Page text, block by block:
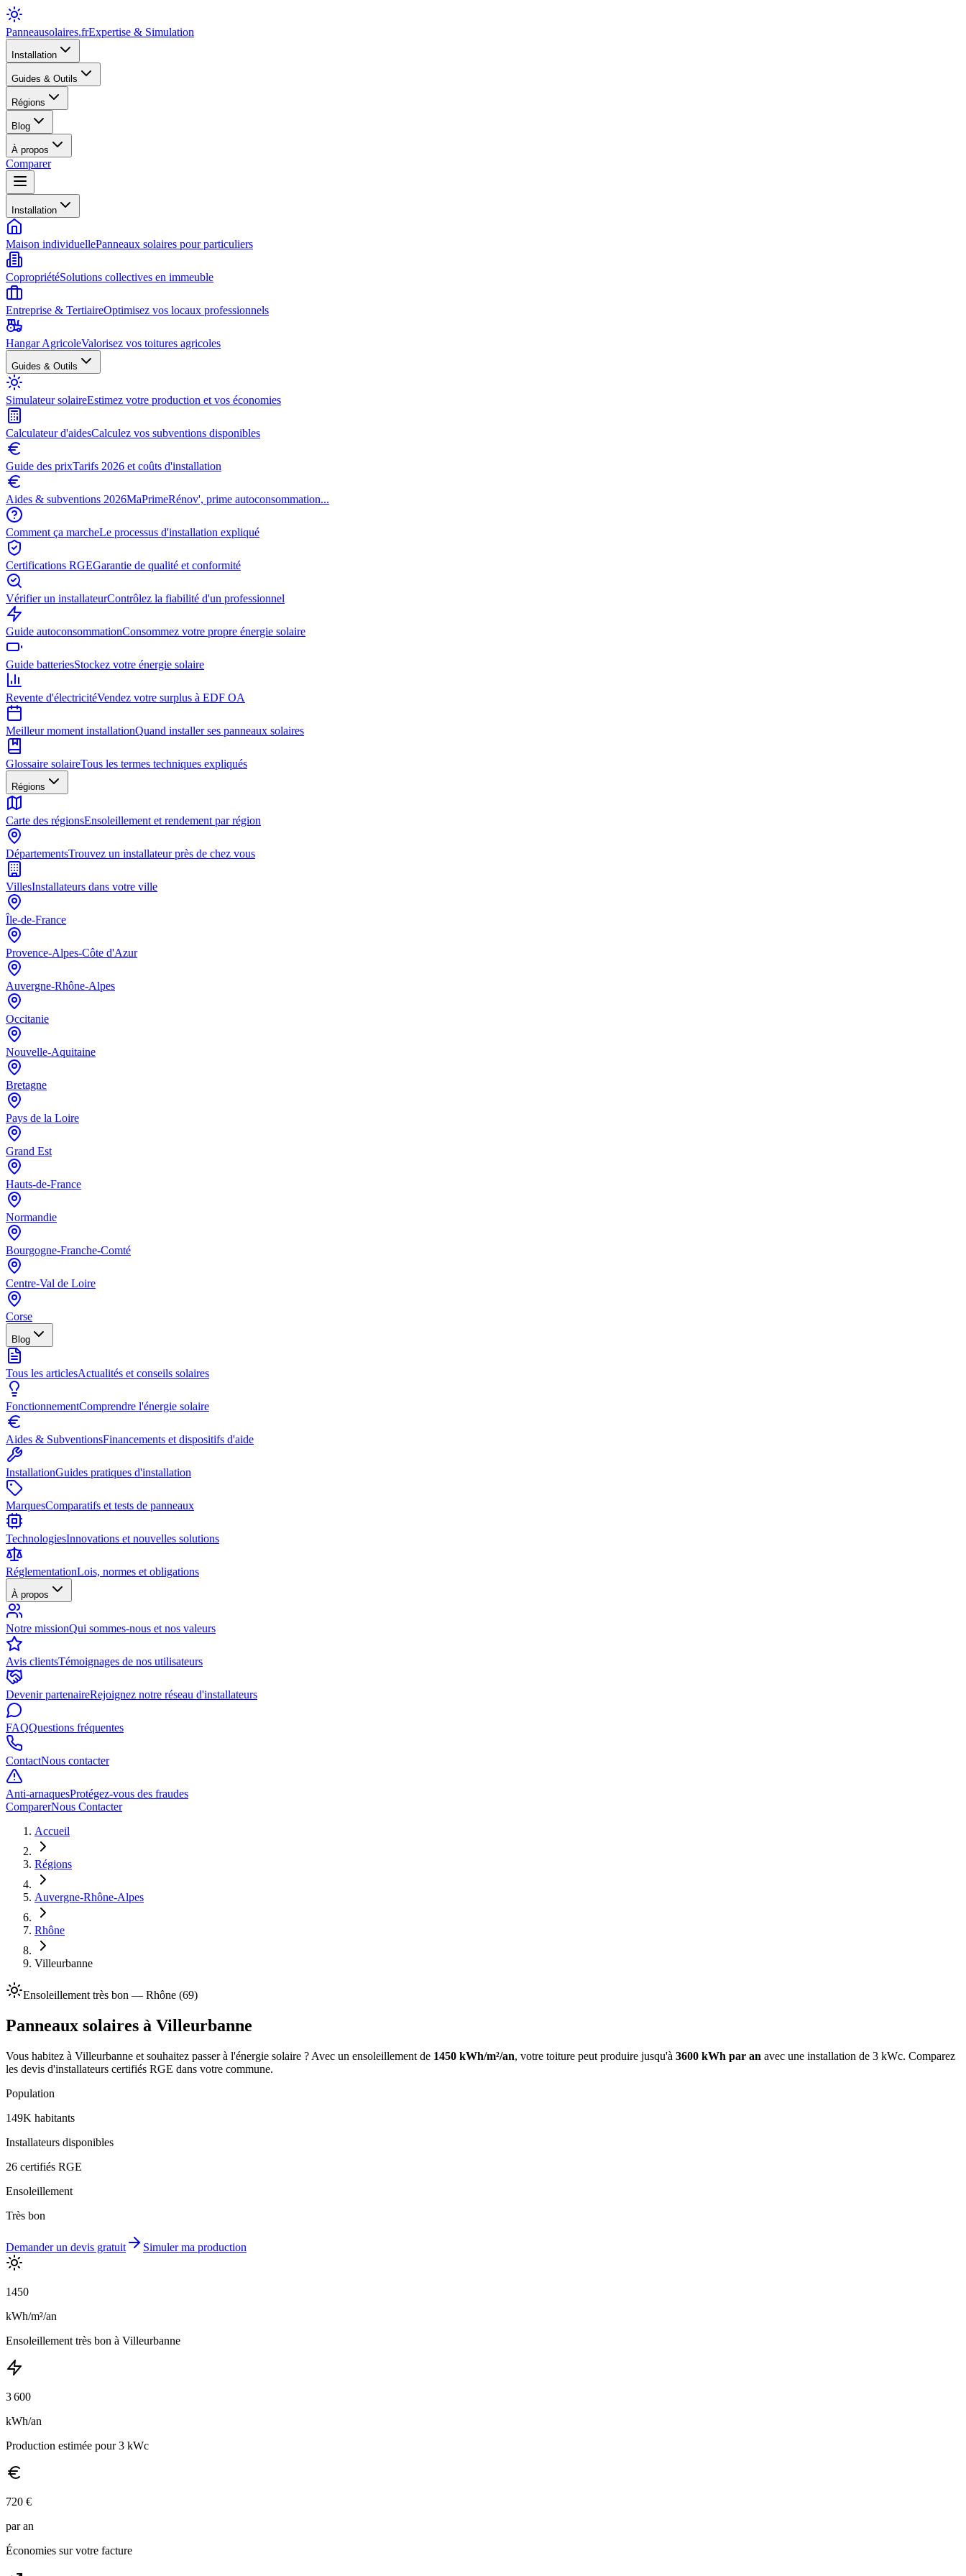
Panneausolaires.frExpertise & Simulation
Installation
Guides & Outils
Régions
Blog
À propos
Comparer
Installation
Maison individuellePanneaux solaires pour particuliers
CopropriétéSolutions collectives en immeuble
Entreprise & TertiaireOptimisez vos locaux professionnels
Hangar AgricoleValorisez vos toitures agricoles
Guides & Outils
Simulateur solaireEstimez votre production et vos économies
Calculateur d'aidesCalculez vos subventions disponibles
Guide des prixTarifs 2026 et coûts d'installation
Aides & subventions 2026MaPrimeRénov', prime autoconsommation...
Comment ça marcheLe processus d'installation expliqué
Certifications RGEGarantie de qualité et conformité
Vérifier un installateurContrôlez la fiabilité d'un professionnel
Guide autoconsommationConsommez votre propre énergie solaire
Guide batteriesStockez votre énergie solaire
Revente d'électricitéVendez votre surplus à EDF OA
Meilleur moment installationQuand installer ses panneaux solaires
Glossaire solaireTous les termes techniques expliqués
Régions
Carte des régionsEnsoleillement et rendement par région
DépartementsTrouvez un installateur près de chez vous
VillesInstallateurs dans votre ville
Île-de-France
Provence-Alpes-Côte d'Azur
Auvergne-Rhône-Alpes
Occitanie
Nouvelle-Aquitaine
Bretagne
Pays de la Loire
Grand Est
Hauts-de-France
Normandie
Bourgogne-Franche-Comté
Centre-Val de Loire
Corse
Blog
Tous les articlesActualités et conseils solaires
FonctionnementComprendre l'énergie solaire
Aides & SubventionsFinancements et dispositifs d'aide
InstallationGuides pratiques d'installation
MarquesComparatifs et tests de panneaux
TechnologiesInnovations et nouvelles solutions
RéglementationLois, normes et obligations
À propos
Notre missionQui sommes-nous et nos valeurs
Avis clientsTémoignages de nos utilisateurs
Devenir partenaireRejoignez notre réseau d'installateurs
FAQQuestions fréquentes
ContactNous contacter
Anti-arnaquesProtégez-vous des fraudes
ComparerNous Contacter
Accueil
Régions
Auvergne-Rhône-Alpes
Rhône
Villeurbanne
Ensoleillement très bon — Rhône (69)
Panneaux solaires à Villeurbanne
Vous habitez à Villeurbanne et souhaitez passer à l'énergie solaire ? Avec un ensoleillement de 1450 kWh/m²/an, votre toiture peut produire jusqu'à 3600 kWh par an avec une installation de 3 kWc. Comparez
les devis d'installateurs certifiés RGE dans votre commune.
Population
149K habitants
Installateurs disponibles
26 certifiés RGE
Ensoleillement
Très bon
Demander un devis gratuit Simuler ma production
1450
kWh/m²/an
Ensoleillement très bon à Villeurbanne
3 600
kWh/an
Production estimée pour 3 kWc
720 €
par an
Économies sur votre facture